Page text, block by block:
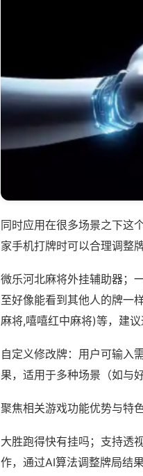
同时应用在很多场景之下这
家手机打牌时可以合理调整
微乐河北麻将外挂辅助器；
至好像能看到其他人的牌一
麻将,嘻嘻红中麻将)等，建
自定义修改牌：用户可输入
果，适用于多种场景（如与
聚焦相关游戏功能优势与特色
大胜跑得快有挂吗；支持透
作，通过AI算法调整牌局结